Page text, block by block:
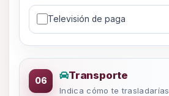
Televisión de paga
Datos de transporte
06 Transporte
Indica cómo te trasladarías regularmente a la